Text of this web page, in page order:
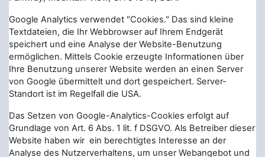
Google Analytics verwendet "Cookies." Das sind kleine
Textdateien, die Ihr Webbrowser auf Ihrem Endgerät
speichert und eine Analyse der Website-Benutzung
ermöglichen. Mittels Cookie erzeugte Informationen über
Ihre Benutzung unserer Website werden an einen Server
von Google übermittelt und dort gespeichert. Server-
Standort ist im Regelfall die USA.
Das Setzen von Google-Analytics-Cookies erfolgt auf
Grundlage von Art. 6 Abs. 1 lit. f DSGVO. Als Betreiber dieser
Website haben wir ein berechtigtes Interesse an der
Analyse des Nutzerverhaltens, um unser Webangebot und